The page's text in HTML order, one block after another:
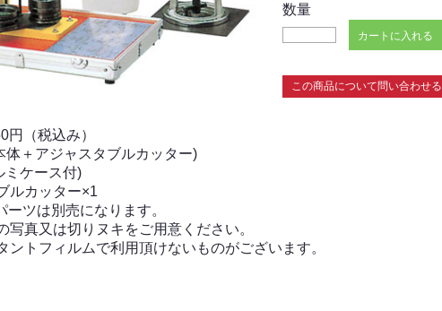
数量
カートに入れる
この商品について問い合わせる
円（税込み）
体＋アジャスタブルカッター)
ミケース付)
ルカッター×1
ツは別売になります。
写真又は切りヌキをご用意ください。
ントフィルムで利用頂けないものがございます。